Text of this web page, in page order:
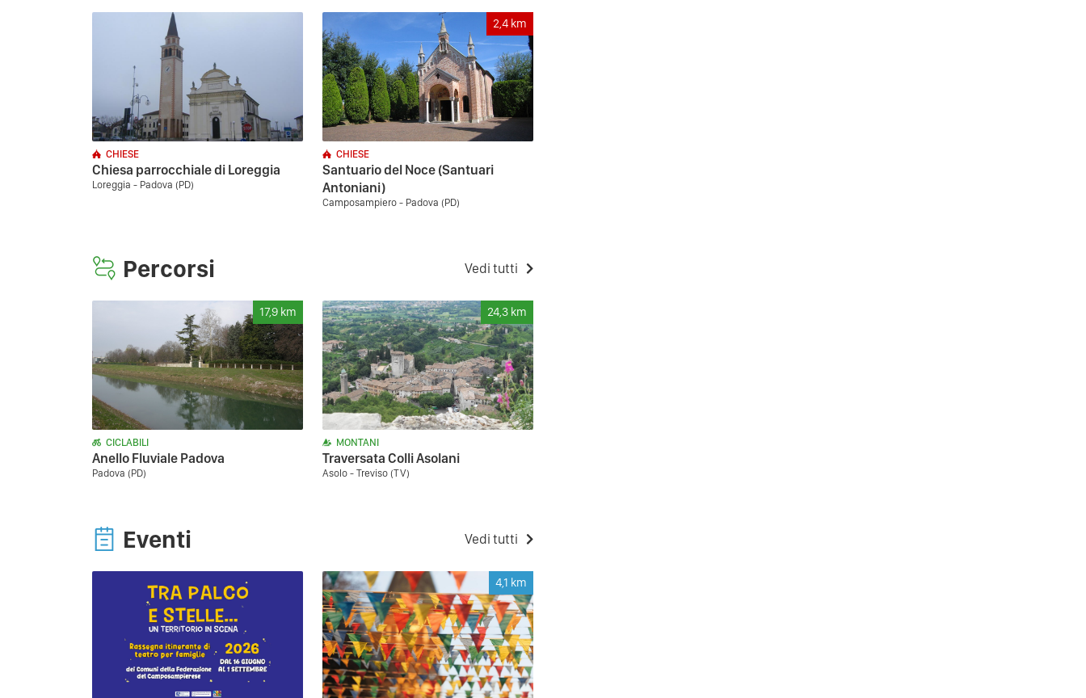
CHIESE
Chiesa parrocchiale di Loreggia
Loreggia - Padova (PD)
2,4 km
CHIESE
Santuario del Noce (Santuari
Antoniani)
Camposampiero - Padova (PD)
Percorsi Vedi tutti
17,9 km
CICLABILI
Anello Fluviale Padova
Padova (PD)
24,3 km
MONTANI
Traversata Colli Asolani
Asolo - Treviso (TV)
Eventi Vedi tutti
4,1 km